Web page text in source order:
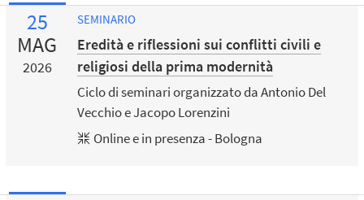
25
MAG
2026
SEMINARIO
Eredità e riflessioni sui conflitti civili e
religiosi della prima modernità
Ciclo di seminari organizzato da Antonio Del
Vecchio e Jacopo Lorenzini
Online e in presenza - Bologna